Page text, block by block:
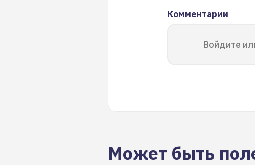
Комментарии
Войдите
Может быть